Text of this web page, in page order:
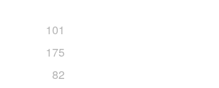
101
175
82